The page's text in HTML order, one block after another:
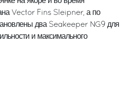
Vector Fins Sleipner, а по
два Seakeeper NG9 для
и максимального